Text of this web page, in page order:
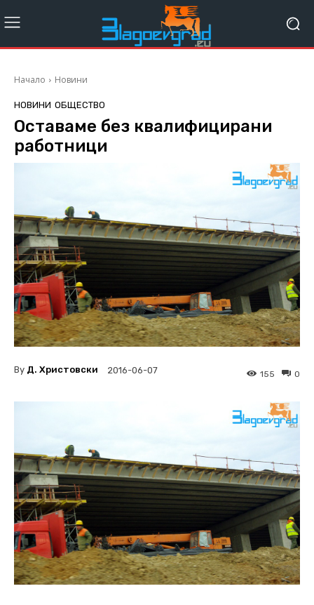
Начало Новини
НОВИНИ ОБЩЕСТВО
Оставаме без квалифицирани
работници
By Д. Христовски 2016-06-07 0
155